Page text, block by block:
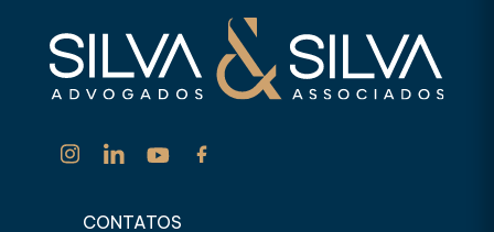
CONTATOS